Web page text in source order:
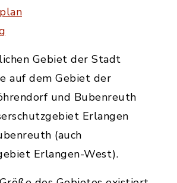
Gebiet der Stadt
auf dem Gebiet der
und Bubenreuth
Erlangen
(auch
Erlangen-West).